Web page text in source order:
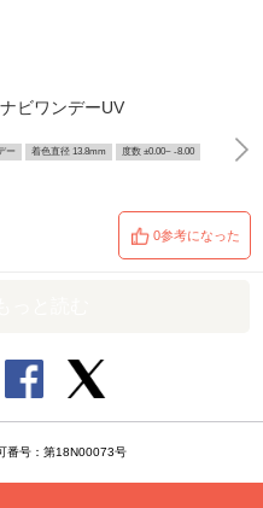
ビワンデーUV
ー 着色直径 13.8mm 度数 ±0.00~ -8.00
0参考になった
番号：第18N00073号